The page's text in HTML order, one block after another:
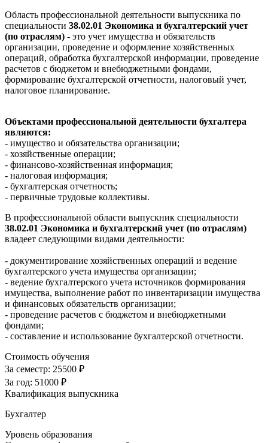
Область профессиональной деятельности выпускника по
специальности 38.02.01 Экономика и бухгалтерский учет
(по отраслям) - это учет имущества и обязательств
организации, проведение и оформление хозяйственных
операций, обработка бухгалтерской информации, проведение
расчетов с бюджетом и внебюджетными фондами,
формирование бухгалтерской отчетности, налоговый учет,
налоговое планирование.
Объектами профессиональной деятельности бухгалтера
являются:
- имущество и обязательства организации;
- хозяйственные операции;
- финансово-хозяйственная информация;
- налоговая информация;
- бухгалтерская отчетность;
- первичные трудовые коллективы.
В профессиональной области выпускник специальности
38.02.01 Экономика и бухгалтерский учет (по отраслям)
владеет следующими видами деятельности:
- документирование хозяйственных операций и ведение
бухгалтерского учета имущества организации;
- ведение бухгалтерского учета источников формирования
имущества, выполнение работ по инвентаризации имущества
и финансовых обязательств организации;
- проведение расчетов с бюджетом и внебюджетными
фондами;
- составление и использование бухгалтерской отчетности.
Стоимость обучения
За семестр: 25500 ₽
За год: 51000 ₽
Квалификация выпускника
Бухгалтер
Уровень образования